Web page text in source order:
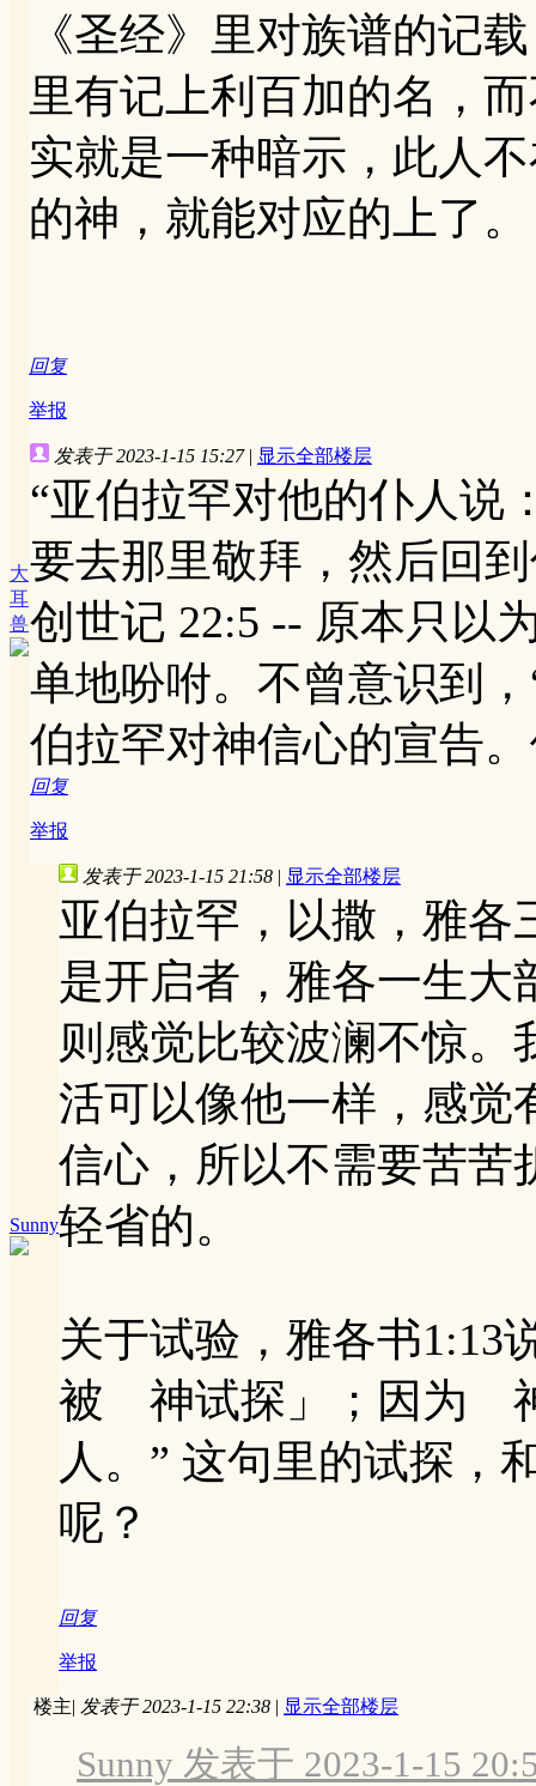
《圣经》里对族谱的记
里有记上利百加的名，
实就是一种暗示，此人
的神，就能对应的上了。
回复
举报
大
耳
兽
发表于 2023-1-15 15:27 | 显示全部楼层
“亚伯拉罕对他的仆人说
要去那里敬拜，然后回
创世记‬ ‭22‬:‭5‬ -- 原本只以
单地吩咐。不曾意识到
伯拉罕对神信心的宣告
回复
举报
Sunny
发表于 2023-1-15 21:58 | 显示全部楼层
亚伯拉罕，以撒，雅各
是开启者，雅各一生大
则感觉比较波澜不惊
活可以像他一样，感觉
信心，所以不需要苦苦
轻省的。
关于试验，雅各书1:13
被 神试探」；因为
人。” 这句里的试探，
呢？
回复
举报
楼主| 发表于 2023-1-15 22:38 | 显示全部楼层
Sunny 发表于 2023-1-15